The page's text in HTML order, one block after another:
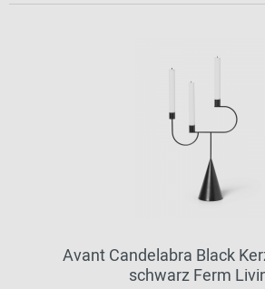
Avant Candelabra Black
schwarz Ferm